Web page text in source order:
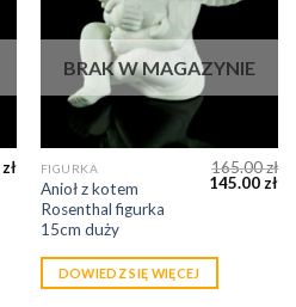
zł
BRAK W MAGAZYNIE
FIGURKA
Anioł z kotem
Rosenthal figurka
15cm duży
165.00zł
145.00 zł
DOWIEDZ SIĘ WIĘCEJ